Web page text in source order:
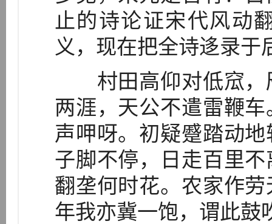
止的诗论证宋代风动
义，现在把全诗迻录于
村田高仰对低窊，
两涯，天公不遣雷鞭
声呷呀。初疑蹙踏动
子脚不停，日走百里
翻垄何时花。农家作
年我亦冀一饱，谓此鼓